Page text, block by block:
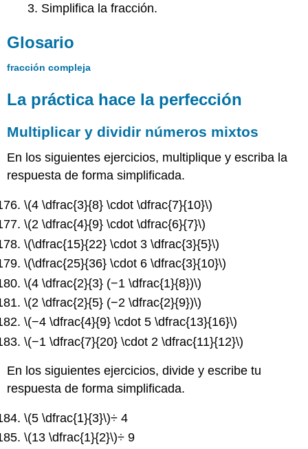
Simplifica la fracción.
Glosario
fracción compleja
La práctica hace la perfección
Multiplicar y dividir números mixtos
En los siguientes ejercicios, multiplique y escriba la
respuesta de forma simplificada.
\(4 \dfrac{3}{8} \cdot \dfrac{7}{10}\)
\(2 \dfrac{4}{9} \cdot \dfrac{6}{7}\)
\(\dfrac{15}{22} \cdot 3 \dfrac{3}{5}\)
\(\dfrac{25}{36} \cdot 6 \dfrac{3}{10}\)
\(4 \dfrac{2}{3} (−1 \dfrac{1}{8})\)
\(2 \dfrac{2}{5} (−2 \dfrac{2}{9})\)
\(−4 \dfrac{4}{9} \cdot 5 \dfrac{13}{16}\)
\(−1 \dfrac{7}{20} \cdot 2 \dfrac{11}{12}\)
En los siguientes ejercicios, divide y escribe tu
respuesta de forma simplificada.
\(5 \dfrac{1}{3}\)÷ 4
\(13 \dfrac{1}{2}\)÷ 9